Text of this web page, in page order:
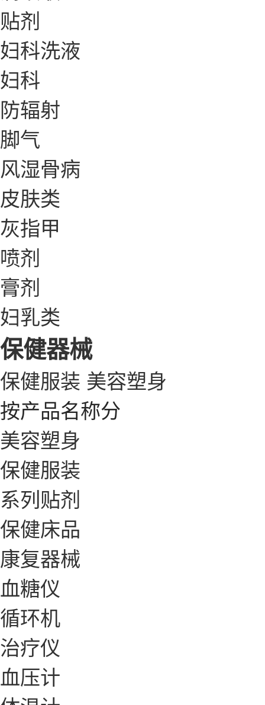
贴剂
妇科洗液
妇科
防辐射
脚气
风湿骨病
皮肤类
灰指甲
喷剂
膏剂
妇乳类
保健器械
保健服装 美容塑身
按产品名称分
美容塑身
保健服装
系列贴剂
保健床品
康复器械
血糖仪
循环机
治疗仪
血压计